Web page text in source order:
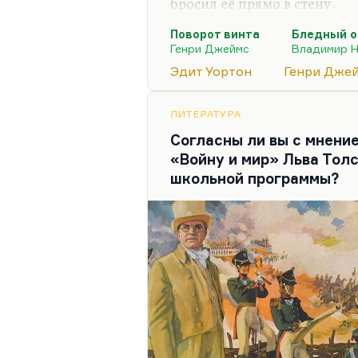
Генри Джеймс написал, на
произведение. Легко
винта». Это первое
глазами безумной, по
уже заподозрить
признаться, что я стою на
Поворот винта
Генри Джеймс
Бледный
Владимир
Эдит Уортон Генри
ЛИТЕРАТУРА
Согласны ли вы с
«Войну и мир» Льва
школьной программы?